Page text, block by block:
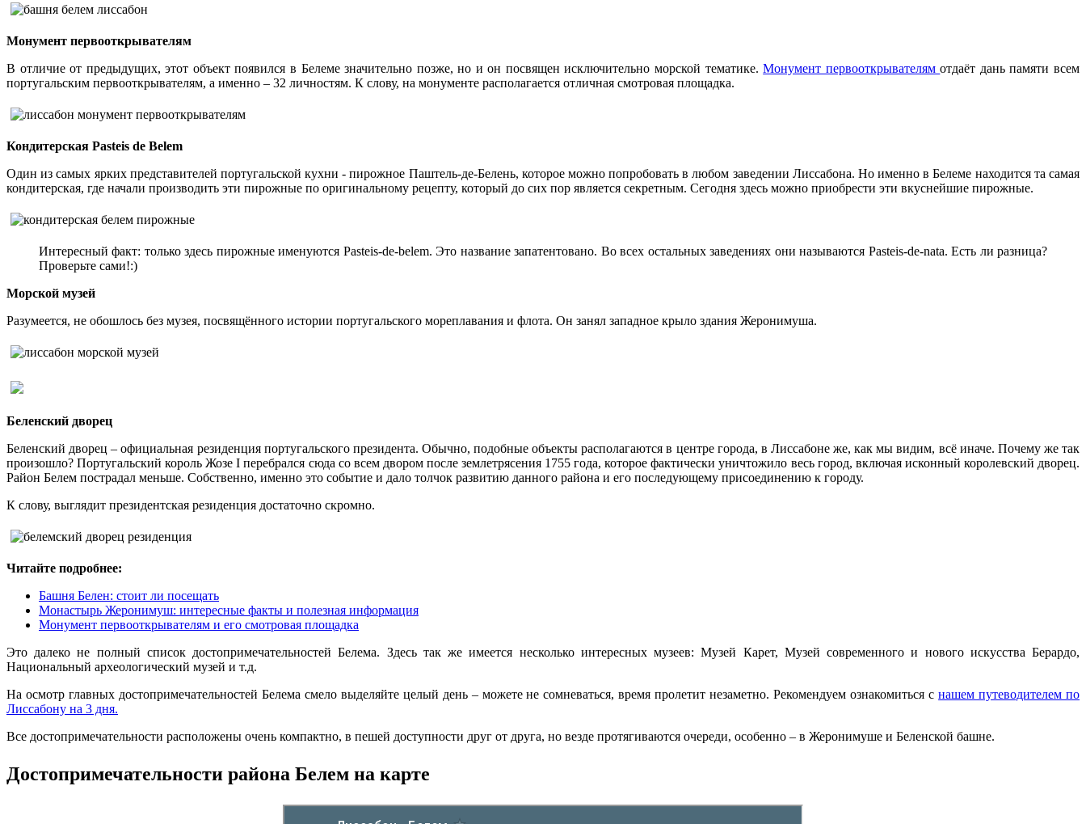
Монумент первооткрывателям
В отличие от предыдущих, этот объект появился в Белеме значительно позже, но и он посвящен исключительно морской тематике.Монумент первооткрывателямотдаёт дань памяти всем
португальским первооткрывателям, а именно – 32 личностям. К слову, на монументе располагается отличная смотровая площадка.
Кондитерская Pasteis de Belem
Один из самых ярких представителей португальской кухни - пирожное Паштель-де-Белень, которое можно попробовать в любом заведении Лиссабона. Но именно в Белеме находится та самая
кондитерская, где начали производить эти пирожные по оригинальному рецепту, который до сих пор является секретным. Сегодня здесь можно приобрести эти вкуснейшие пирожные.
Интересный факт: только здесь пирожные именуются Pasteis-de-belem. Это название запатентовано. Во всех остальных заведениях они называются Pasteis-de-nata. Есть ли разница?
Проверьте сами!:)
Морской музей
Разумеется, не обошлось без музея, посвящённого истории португальского мореплавания и флота. Он занял западное крыло здания Жеронимуша.
Беленский дворец
Беленский дворец – официальная резиденция португальского президента. Обычно, подобные объекты располагаются в центре города, в Лиссабоне же, как мы видим, всё иначе. Почему же так
произошло? Португальский король Жозе I перебрался сюда со всем двором после землетрясения 1755 года, которое фактически уничтожило весь город, включая исконный королевский дворец.
Район Белем пострадал меньше. Собственно, именно это событие и дало толчок развитию данного района и его последующему присоединению к городу.
К слову, выглядит президентская резиденция достаточно скромно.
Читайте подробнее:
Башня Белен: стоит ли посещать
Монастырь Жеронимуш: интересные факты и полезная информация
Монумент первооткрывателям и его смотровая площадка
Это далеко не полный список достопримечательностей Белема. Здесь так же имеется несколько интересных музеев: Музей Карет, Музей современного и нового искусства Берардо,
Национальный археологический музей и т.д.
На осмотр главных достопримечательностей Белема смело выделяйте целый день – можете не сомневаться, время пролетит незаметно. Рекомендуем ознакомиться снашем путеводителем по
Лиссабону на 3 дня.
Все достопримечательности расположены очень компактно, в пешей доступности друг от друга, но везде протягиваются очереди, особенно – в Жеронимуше и Беленской башне.
Достопримечательности района Белем на карте